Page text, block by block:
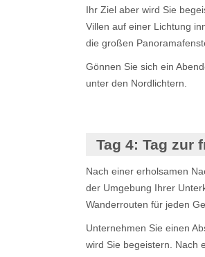
Ihr Ziel aber wird Sie
Villen auf einer Lichtung
die großen
Gönnen Sie sich ein
unter den Nordlichtern.
Tag 4: Tag zur
Nach einer erholsamen
der Umgebung Ihrer
Wanderrouten für jeden
Unternehmen Sie einen
wird Sie begeistern. Nach